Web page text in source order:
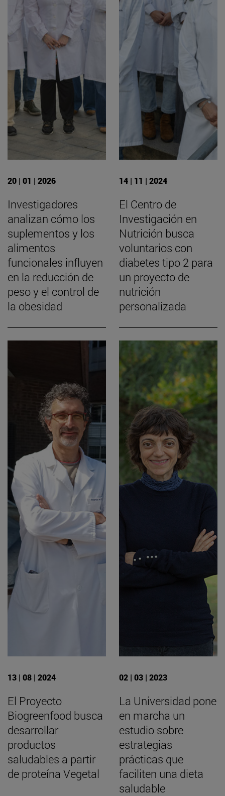
20 | 01 | 2026
Investigadores
analizan cómo los
suplementos y los
alimentos
funcionales influyen
en la reducción de
peso y el control de
la obesidad
14 | 11 | 2024
El Centro de
Investigación en
Nutrición busca
voluntarios con
diabetes tipo 2 para
un proyecto de
nutrición
personalizada
13 | 08 | 2024
El Proyecto
Biogreenfood busca
desarrollar
productos
saludables a partir
de proteína Vegetal
02 | 03 | 2023
La Universidad pone
en marcha un
estudio sobre
estrategias
prácticas que
faciliten una dieta
saludable